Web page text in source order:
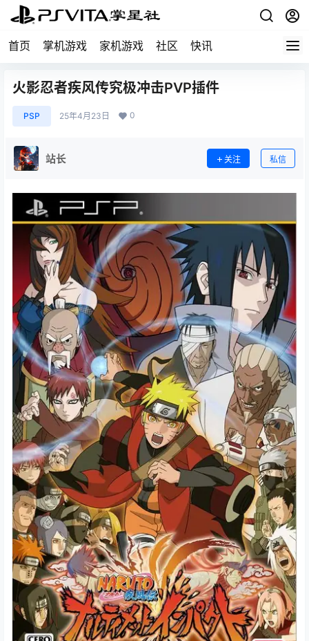
首页 掌机游戏 家机游戏 社区 快讯
火影忍者疾风传究极冲击PVP插件
PSP 25年4月23日 0
站长 关注 私信